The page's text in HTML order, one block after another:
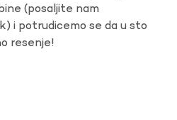
(posaljite nam
i potrudicemo se da u sto
resenje!